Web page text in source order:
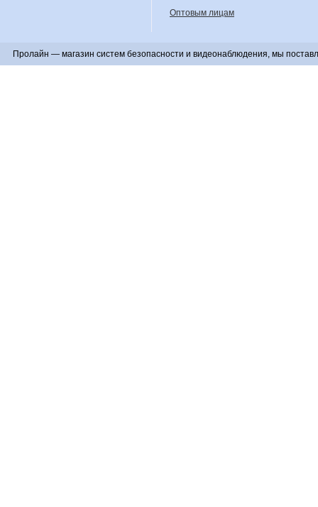
Оптовым лицам
Пролайн — магазин систем безопасности и видеонаблюдения, мы